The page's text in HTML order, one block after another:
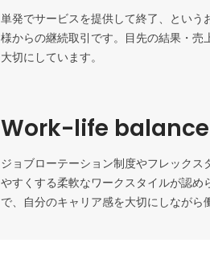
単発でサービスを提供して終了、とい
様からの継続取引です。目先の結果・
大切にしています。
Work-life balance
ジョブローテーション制度やフレック
やすくする柔軟なワークスタイルが認
で、自分のキャリア感を大切にしながら